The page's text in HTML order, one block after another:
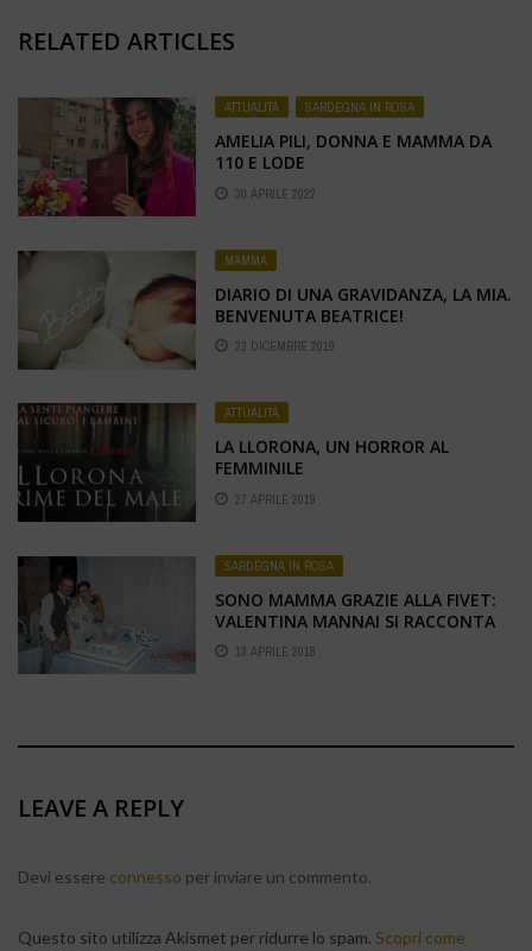
RELATED ARTICLES
ATTUALITÀ , SARDEGNA IN ROSA
AMELIA PILI, DONNA E MAMMA DA
110 E LODE
30 APRILE 2022
MAMMA
DIARIO DI UNA GRAVIDANZA, LA MIA.
BENVENUTA BEATRICE!
23 DICEMBRE 2019
ATTUALITÀ
LA LLORONA, UN HORROR AL
FEMMINILE
27 APRILE 2019
SARDEGNA IN ROSA
SONO MAMMA GRAZIE ALLA FIVET:
VALENTINA MANNAI SI RACCONTA
13 APRILE 2018
LEAVE A REPLY
Devi essere connesso per inviare un commento.
Questo sito utilizza Akismet per ridurre lo spam. Scopri come